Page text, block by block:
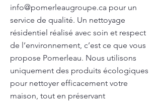
info@pomerleaugroupe.ca pour un
service de qualité. Un nettoyage
résidentiel réalisé avec soin et respect
de l’environnement, c’est ce que vous
propose Pomerleau. Nous utilisons
uniquement des produits écologiques
pour nettoyer efficacement votre
maison, tout en préservant